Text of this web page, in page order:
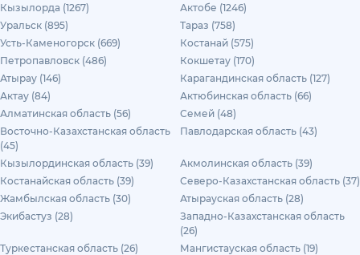
Кызылорда (1267)
Актобе (1246)
Уральск (895)
Тараз (758)
Усть-Каменогорск (669)
Костанай (575)
Петропавловск (486)
Кокшетау (170)
Атырау (146)
Карагандинская область (127)
Актау (84)
Актюбинская область (66)
Алматинская область (56)
Семей (48)
Восточно-Казахстанская область
(45)
Павлодарская область (43)
Кызылординская область (39)
Акмолинская область (39)
Костанайская область (39)
Северо-Казахстанская область (37)
Жамбылская область (30)
Атырауская область (28)
Экибастуз (28)
Западно-Казахстанская область
(26)
Туркестанская область (26)
Мангистауская область (19)